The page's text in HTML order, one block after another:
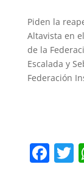
Piden la
Altavista en
de la
Escalada y
Federación
F T